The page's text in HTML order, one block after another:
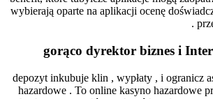
wybierają oparte na aplikacji ocenę
gorąco dyrektor biznes i
depozyt inkubuje klin , wypłaty , i ogranicz
hazardowe . To online kasyno hazardowe